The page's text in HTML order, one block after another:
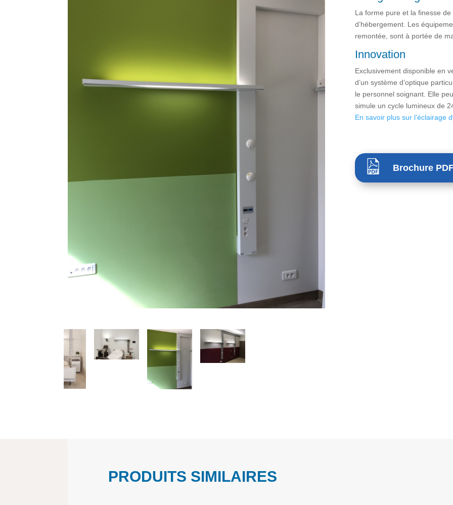
La forme pure et la finesse
d’hébergement. Les
remontée, sont à portée de
Innovation
Exclusivement disponible en
d’un système d’optique
le personnel soignant. Elle
simule un cycle lumineux de
En savoir plus sur l’éclairage
Brochure
PRODUITS SIMILAIRES